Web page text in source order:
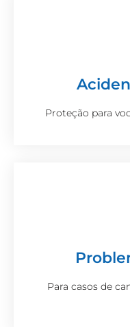
Proteção para
Para casos de